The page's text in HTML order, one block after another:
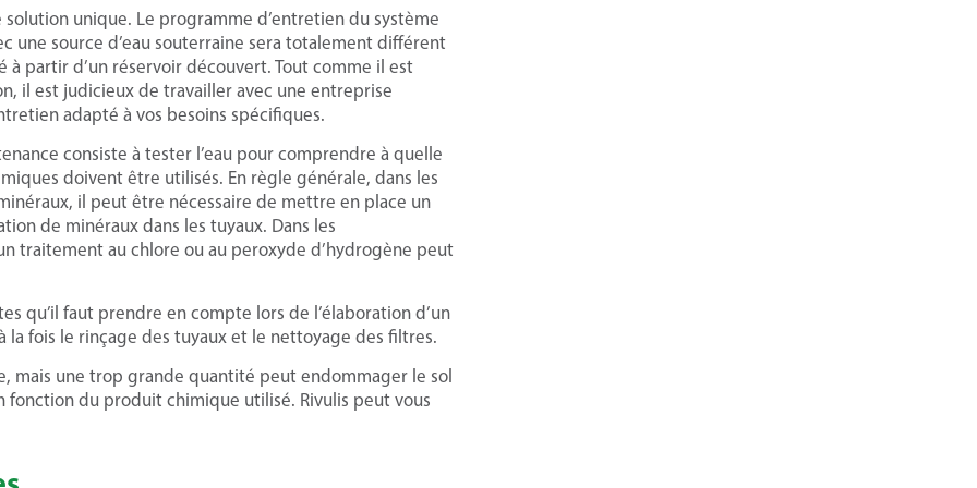
unique. Le programme d’entretien du système
une source d’eau souterraine sera totalement différent
à partir d’un réservoir découvert. Tout comme il est
il est judicieux de travailler avec une entreprise
adapté à vos besoins spécifiques.
consiste à tester l’eau pour comprendre à quelle
doivent être utilisés. En règle générale, dans les
il peut être nécessaire de mettre en place un
de minéraux dans les tuyaux. Dans les
traitement au chlore ou au peroxyde d’hydrogène peut
qu’il faut prendre en compte lors de l’élaboration d’un
fois le rinçage des tuyaux et le nettoyage des filtres.
mais une trop grande quantité peut endommager le sol
fonction du produit chimique utilisé. Rivulis peut vous